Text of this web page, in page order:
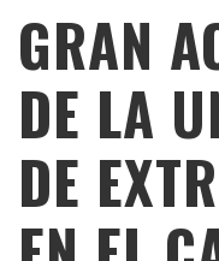
GRAN
DE LA
DE